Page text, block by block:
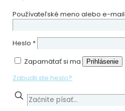
Používateľské meno alebo e-
Heslo *
Zapamätať si ma
Prihlásenie
Zabudli ste heslo?